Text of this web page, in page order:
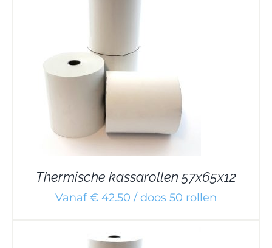
Thermische kassarollen 57x65x12
Vanaf € 42.50 / doos 50 rollen